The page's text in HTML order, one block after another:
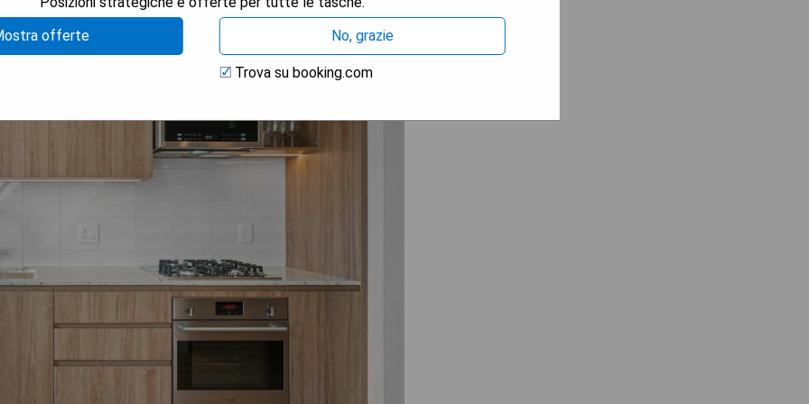
offerte
No, grazie
Trova su booking.com